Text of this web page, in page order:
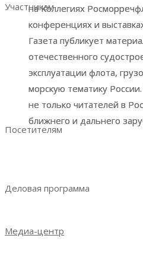
на Коллегиях
конференциях и
Газета публикует
отечественного
эксплуатации флота,
морскую тематику
не только читателей в
ближнего и дальнего
на Коллегиях
конференциях и
Газета публикует
отечественного
эксплуатации флота,
морскую тематику
не только читателей в
ближнего и дальнего
Участникам
Забронировать стенд
Преимущества участия
Аналитика по посетителям
Отзывы участников
Руководство участника
Ваше эффективное
Посетителям
Деловая программа
Медиа-центр